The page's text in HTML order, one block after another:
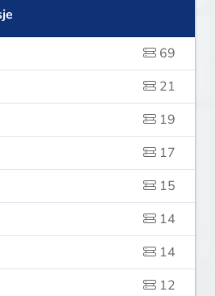
69
21
19
17
15
14
14
12